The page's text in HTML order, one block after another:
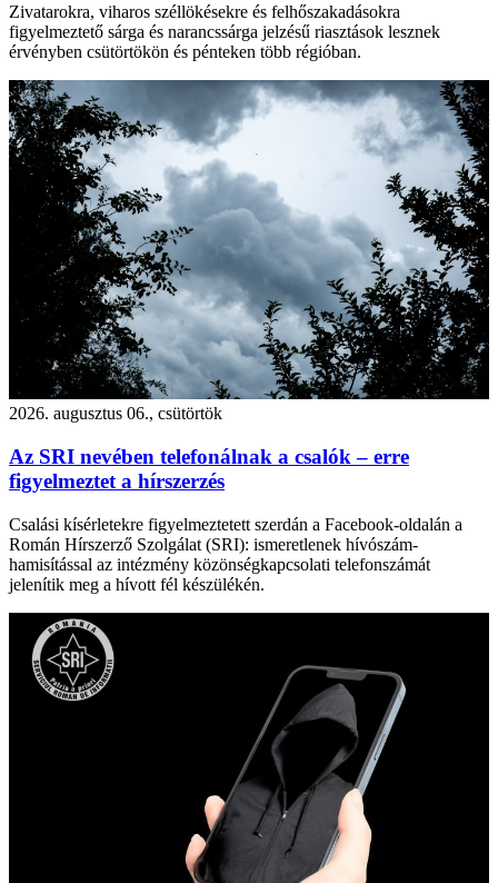
Zivatarokra, viharos széllökésekre és felhőszakadásokra
figyelmeztető sárga és narancssárga jelzésű riasztások lesznek
érvényben csütörtökön és pénteken több régióban.
2026. augusztus 06., csütörtök
Az SRI nevében telefonálnak a csalók – erre
figyelmeztet a hírszerzés
Csalási kísérletekre figyelmeztetett szerdán a Facebook-oldalán a
Román Hírszerző Szolgálat (SRI): ismeretlenek hívószám-
hamisítással az intézmény közönségkapcsolati telefonszámát
jelenítik meg a hívott fél készülékén.